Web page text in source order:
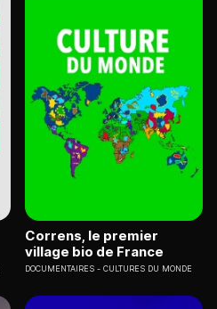
Correns, le premier
village bio de France
DOCUMENTAIRES CULTURES DU MONDE